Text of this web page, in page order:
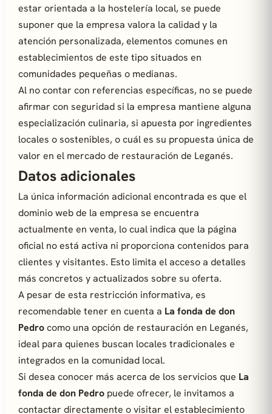
estar orientada a la hostelería local, se puede
suponer que la empresa valora la calidad y la
atención personalizada, elementos comunes en
establecimientos de este tipo situados en
comunidades pequeñas o medianas.
Al no contar con referencias específicas, no se puede
afirmar con seguridad si la empresa mantiene alguna
especialización culinaria, si apuesta por ingredientes
locales o sostenibles, o cuál es su propuesta única de
valor en el mercado de restauración de Leganés.
Datos adicionales
La única información adicional encontrada es que el
dominio web de la empresa se encuentra
actualmente en venta, lo cual indica que la página
oficial no está activa ni proporciona contenidos para
clientes y visitantes. Esto limita el acceso a detalles
más concretos y actualizados sobre su oferta.
A pesar de esta restricción informativa, es
recomendable tener en cuenta a La fonda de don
Pedrocomo una opción de restauración en Leganés,
ideal para quienes buscan locales tradicionales e
integrados en la comunidad local.
Si desea conocer más acerca de los servicios que La
fonda de don Pedro puede ofrecer, le invitamos a
contactar directamente o visitar el establecimiento